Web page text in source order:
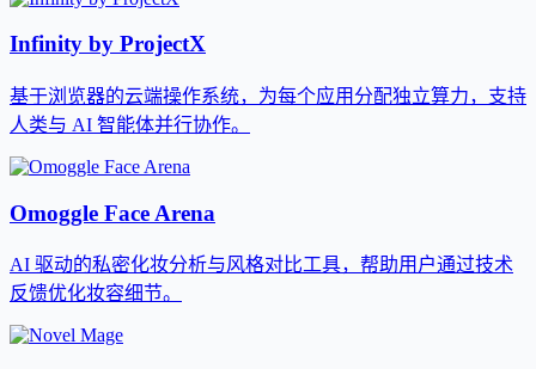
Infinity by ProjectX
基于浏览器的云端操作系统，为每个应用分配独立算力，支持
人类与 AI 智能体并行协作。
Omoggle Face Arena
AI 驱动的私密化妆分析与风格对比工具，帮助用户通过技术
反馈优化妆容细节。